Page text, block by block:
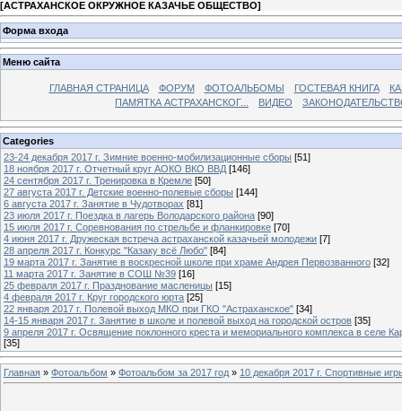
[АСТРАХАНСКОЕ ОКРУЖНОЕ КАЗАЧЬЕ ОБЩЕСТВО]
Форма входа
Меню сайта
ГЛАВНАЯ СТРАНИЦА ФОРУМ ФОТОАЛЬБОМЫ ГОСТЕВАЯ КНИГА
ПАМЯТКА АСТРАХАНСКОГ...
ВИДЕО
Categories
23-24 декабря 2017 г. Зимние военно-мобилизационные сборы [51]
18 ноября 2017 г. Отчетный круг АОКО ВКО ВВД [146]
24 сентября 2017 г. Тренировка в Кремле [50]
27 августа 2017 г. Детские военно-полевые сборы [144]
6 августа 2017 г. Занятие в Чудотворах [81]
23 июля 2017 г. Поездка в лагерь Володарского района [90]
15 июля 2017 г. Соревнования по стрельбе и фланкировке [70]
4 июня 2017 г. Дружеская встреча астраханской казачьей молодежи [7]
28 апреля 2017 г. Конкурс "Казаку всё Любо" [84]
19 марта 2017 г. Занятие в воскресной школе при храме Андрея Первозванного [32]
11 марта 2017 г. Занятие в СОШ №39 [16]
25 февраля 2017 г. Празднование масленицы [15]
4 февраля 2017 г. Круг городского юрта [25]
22 января 2017 г. Полевой выход МКО при ГКО "Астраханское" [34]
14-15 января 2017 г. Занятие в школе и полевой выход на городской остров [35]
9 апреля 2017 г. Освящение поклонного креста и мемориального комплекса в селе
[35]
Главная » Фотоальбом » Фотоальбом за 2017 год » 10 декабря 2017 г. Спортивные